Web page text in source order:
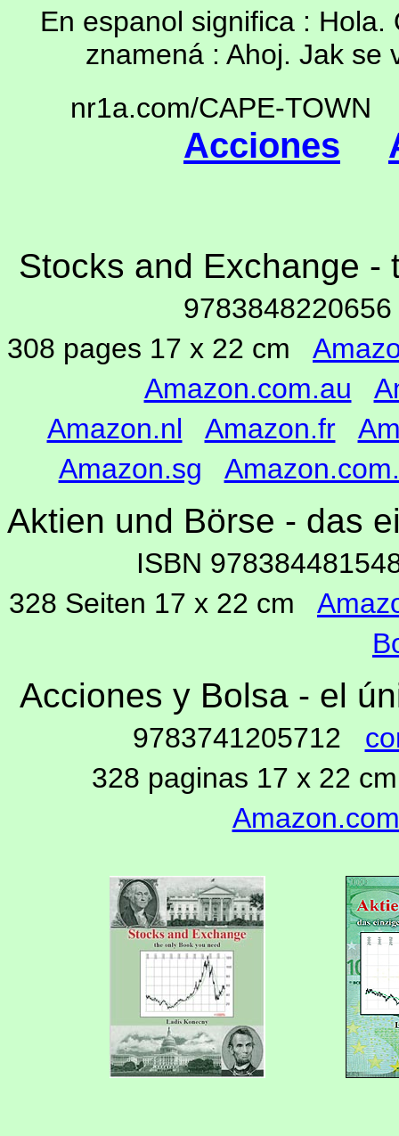
En espanol significa :
znamená : Ahoj. Jak se
nr1a.com/CAPE-
Acciones
Stocks and Exchange
308 pages 17 x 22 cm
Amazon.com.au
Amazon.nl
Amazon.fr
Amazon.sg
Aktien und Börse - das
ISBN
328 Seiten 17 x 22 cm
Acciones y Bolsa - el
9783741205712
328 paginas 17 x 22